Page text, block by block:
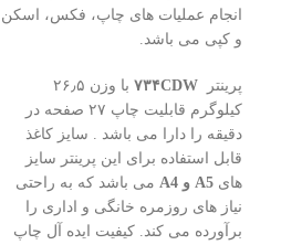
انجام عملیات های چاپ، فکس، اسکن
و کپی می باشد.
پرینتر
با وزن ۲۶٫۵
کیلوگرم قابلیت چاپ ۲۷ صفحه در
دقیقه را دارا می باشد . سایز کاغذ
قابل استفاده برای این پرینتر سایز
های
می باشد که به راحتی
نیاز های روزمره خانگی و اداری را
برآورده می کند. کیفیت ایده آل چاپ